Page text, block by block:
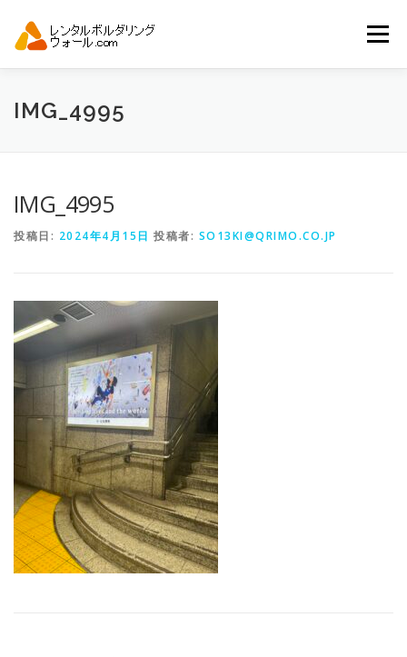
メニュー
トップ 自動見積り
IMG_4995
IMG_4995
投稿日: 2024年4月15日 投稿者: SO13KI@QRIMO.CO.JP